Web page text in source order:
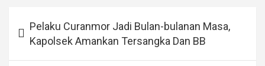
posPelaku Curanmor Jadi Bulan-bulanan Masa,
Kapolsek Amankan Tersangka Dan BB